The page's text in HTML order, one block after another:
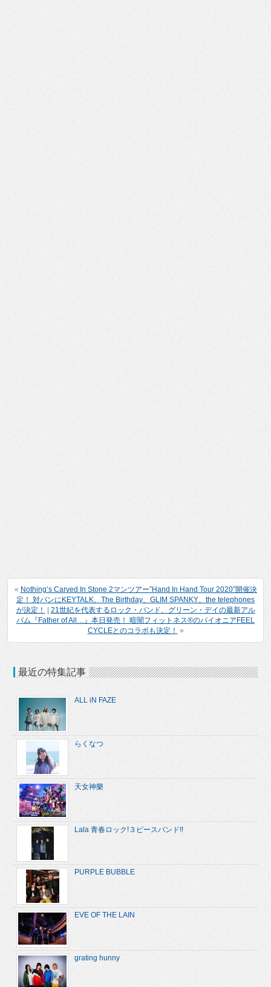
« Nothing’s Carved In Stone 2マンツアー”Hand In Hand Tour 2020”開催決
定！ 対バンにKEYTALK、The Birthday、GLIM SPANKY、the telephones
が決定！
| 21世紀を代表するロック・バンド、グリーン・デイの最新アル
バム『Father of All…』本日発売！ 暗闇フィットネス®のパイオニアFEEL
CYCLEとのコラボも決定！ »
最近の特集記事
ALL iN FAZE
らくなつ
天女神樂
Lala 青春ロック!３ピースバンド!!
PURPLE BUBBLE
EVE OF THE LAIN
grating hunny